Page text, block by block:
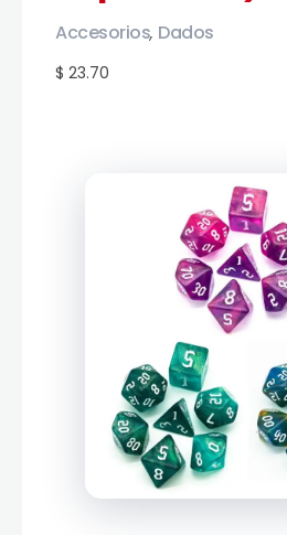
$ 23.70
Accesorios, Dados